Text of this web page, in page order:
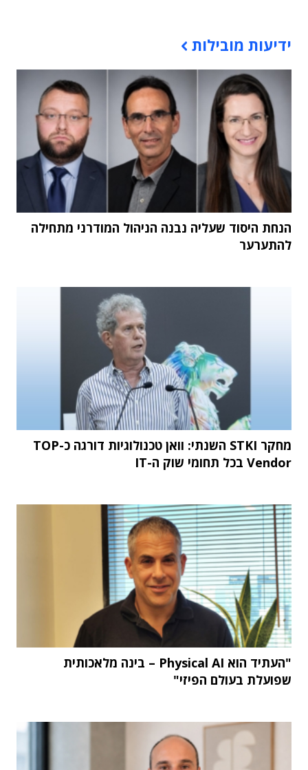
ידיעות מובילות
הנחת היסוד שעליה נבנה הניהול המודרני מתחילה
להתערער
מחקר STKI השנתי: וואן טכנולוגיות דורגה כ-TOP
Vendor בכל תחומי שוק ה-IT
"העתיד הוא Physical AI – בינה מלאכותית
שפועלת בעולם הפיזי"